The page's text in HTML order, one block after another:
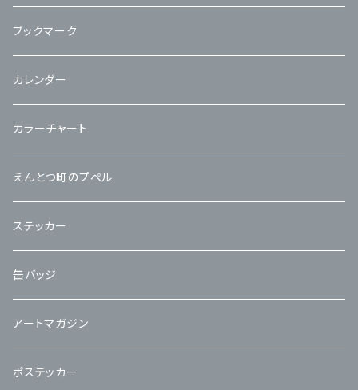
立体カード
ブックマーク
カレンダー
カラーチャート
えんとつ町のプぺル
ステッカー
缶バッジ
アートマガジン
ポステッカー